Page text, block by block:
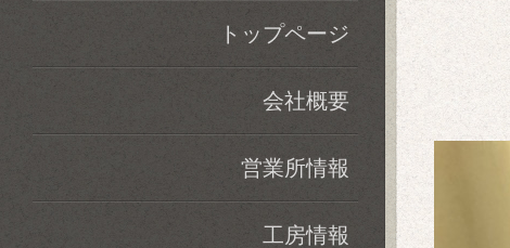
トップページ
会社概要
営業所情報
工房情報